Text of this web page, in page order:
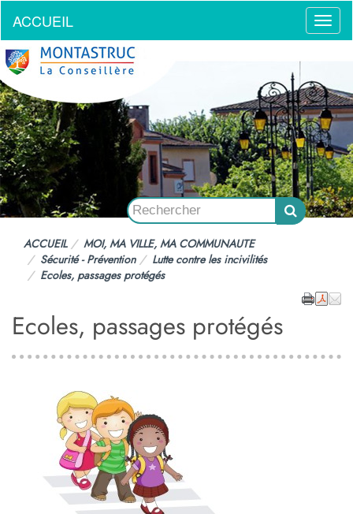
Menu
ACCUEIL
ACCUEIL
MOI, MA VILLE, MA COMMUNAUTE
Sécurité - Prévention
Lutte contre les incivilités
Ecoles, passages protégés
Ecoles, passages protégés